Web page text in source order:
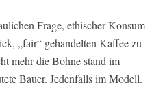
Frage, ethischer Konsum
„fair“ gehandelten Kaffee zu
mehr die Bohne stand im
Bauer. Jedenfalls im Modell.